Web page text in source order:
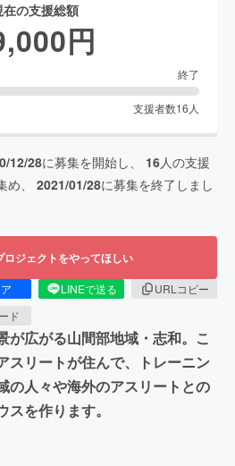
在の支援総額
円
終了
支援者数16 人
12/28に募集を開始し、 16人の支援
め、 2021/01/28に募集を終了しまし
ロジェクトをやってほしい
LINEで送る
URLコピー
ド
が広がる山間部地域・志和。こ
スリートが住んで、トレーニン
の人々や海外のアスリートとの
を作ります。